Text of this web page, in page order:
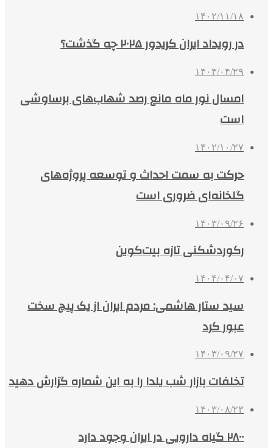
۱۴۰۲/۱۱/۱۸
در رویداد ایران کریدور ۲۰۲۵ چه گذشت؟
۱۴۰۴/۰۴/۲۹
امسال نور ماه مانع رصد شهاب‌های برساوشی
است
۱۴۰۲/۱۰/۲۷
حرکت به سمت احداث و توسعه پروژه‌های
گلخانه‌ای ضروری است
۱۴۰۳/۰۹/۲۶
رکوردشکنی تازه بیت‌کوین
۱۴۰۴/۰۴/۰۷
سید ستار هاشمی: مردم ایران از یک پیچ سخت
عبور کرد
۱۴۰۳/۰۹/۲۷
تخلفات بازار شب یلدا را به این شماره گزارش دهید
۱۴۰۳/۰۸/۲۳
۲۸۰۰ گیاه دارویی در ایران وجود دارد